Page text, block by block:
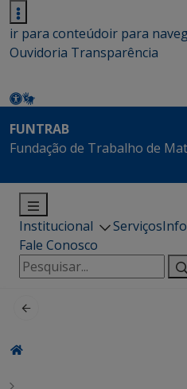
ir para conteúdoir para
Ouvidoria Transparência
FUNTRAB
Fundação de Trabalho de
Institucional Serviços
Fale Conosco
Pesquisar
por: